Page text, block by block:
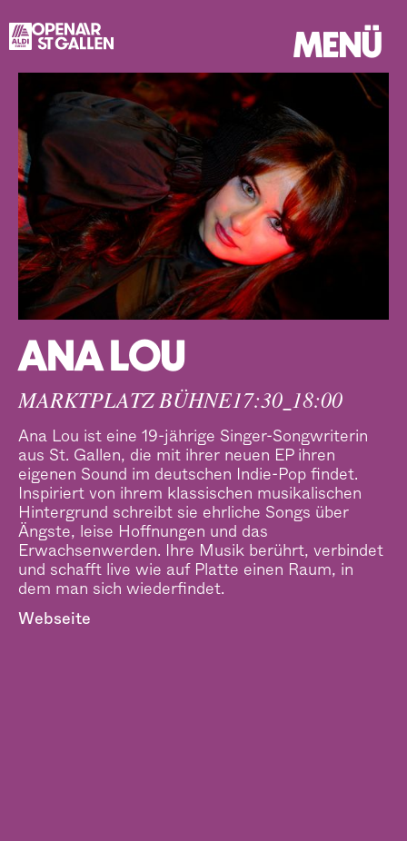
MENÜ
ANA LOU
MARKTPLATZ BÜHNE17:30–18:00
Ana Lou ist eine 19-jährige Singer-Songwriterin
aus St. Gallen, die mit ihrer neuen EP ihren
eigenen Sound im deutschen Indie-Pop findet.
Inspiriert von ihrem klassischen musikalischen
Hintergrund schreibt sie ehrliche Songs über
Ängste, leise Hoffnungen und das
Erwachsenwerden. Ihre Musik berührt, verbindet
und schafft live wie auf Platte einen Raum, in
dem man sich wiederfindet.
Webseite